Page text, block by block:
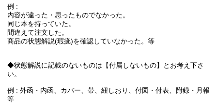
例 :
内容が違った・思ったものでなかった。
同じ本を持っていた。
間違えて注文した。
商品の状態解説(瑕疵)を確認していなかった。等
◆状態解説に記載のないものは【付属しないもの】とお考え下さ
い。
例 : 外函・内函、カバー、帯、紐しおり、付図・付表、附録・月報
等